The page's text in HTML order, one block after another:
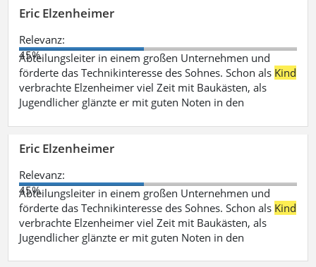
Eric Elzenheimer
Relevanz:
45%
Abteilungsleiter in einem großen Unternehmen und
förderte das Technikinteresse des Sohnes. Schon als Kind
verbrachte Elzenheimer viel Zeit mit Baukästen, als
Jugendlicher glänzte er mit guten Noten in den
Eric Elzenheimer
Relevanz:
45%
Abteilungsleiter in einem großen Unternehmen und
förderte das Technikinteresse des Sohnes. Schon als Kind
verbrachte Elzenheimer viel Zeit mit Baukästen, als
Jugendlicher glänzte er mit guten Noten in den